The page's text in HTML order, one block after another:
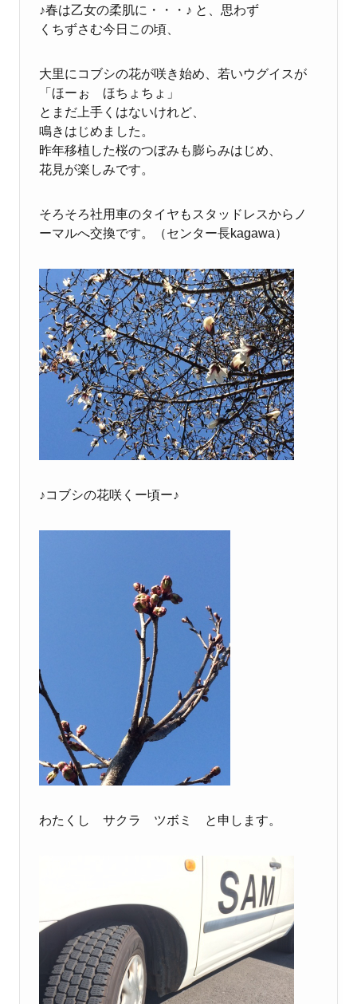
♪春は乙女の柔肌に・・・♪ と、思わず
くちずさむ今日この頃、
大里にコブシの花が咲き始め、若いウグイスが
「ほーぉ ほちょちょ」
とまだ上手くはないけれど、
鳴きはじめました。
昨年移植した桜のつぼみも膨らみはじめ、
花見が楽しみです。
そろそろ社用車のタイヤもスタッドレスからノ
ーマルへ交換です。（センター長kagawa）
♪コブシの花咲くー頃ー♪
わたくし サクラ ツボミ と申します。